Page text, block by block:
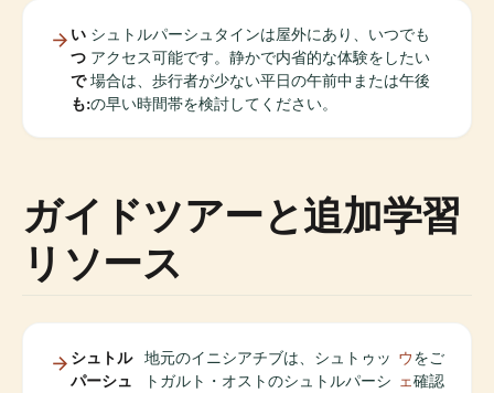
い
つ
で
も:
シュトルパーシュタインは屋外にあり、いつでも
アクセス可能です。静かで内省的な体験をしたい
場合は、歩行者が少ない平日の午前中または午後
の早い時間帯を検討してください。
ガイドツアーと追加学習
リソース
シュトル
パーシュ
地元のイニシアチブは、シュトゥッ
トガルト・オストのシュトルパーシ
ウ
ェ
をご
確認